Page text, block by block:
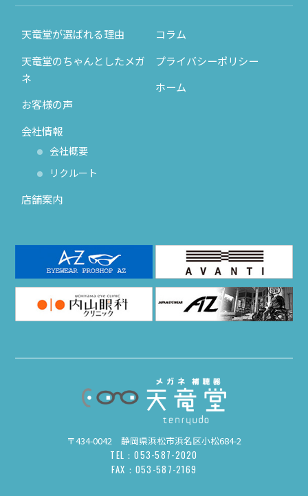
天竜堂が選ばれる理由
天竜堂のちゃんとしたメガ
ネ
お客様の声
会社情報
会社概要
リクルート
店舗案内
コラム
プライバシーポリシー
ホーム
〒434-0042 静岡県浜松市浜名区小松684-2
TEL：053-587-2020
FAX：053-587-2169